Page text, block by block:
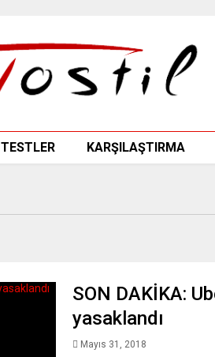
TESTLER KARŞILAŞTIRMA
SON DAKİKA:
yasaklandı
Mayıs 31, 2018